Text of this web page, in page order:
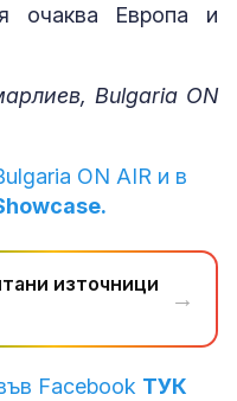
очаква Европа и
Bulgaria ON
ON AIR и в
източници
→
Facebook ТУК